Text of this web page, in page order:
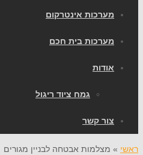
מערכות אינטרקום
מערכות בית חכם
אודות
גמח ציוד ריגול
צור קשר
ראשי » מצלמות אבטחה לבניין מגורים